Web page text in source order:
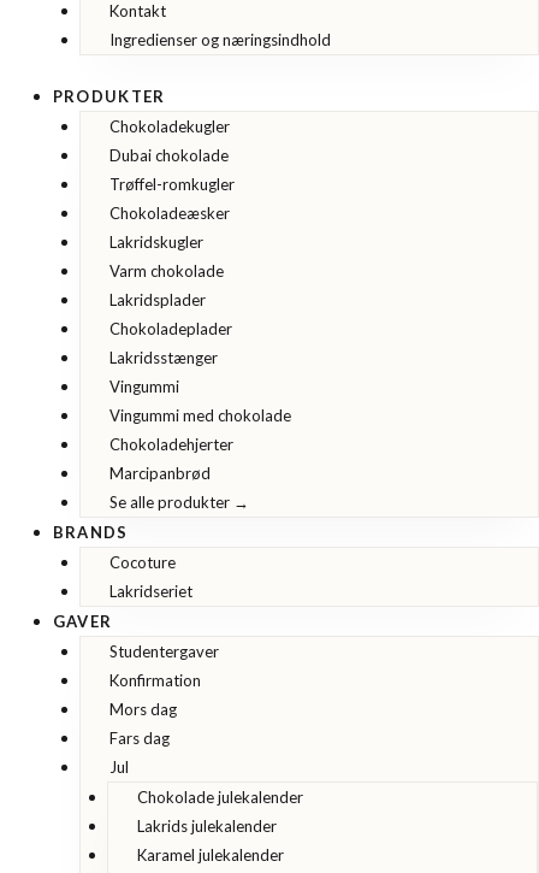
Kontakt
Ingredienser og næringsindhold
PRODUKTER
Chokoladekugler
Dubai chokolade
Trøffel-romkugler
Chokoladeæsker
Lakridskugler
Varm chokolade
Lakridsplader
Chokoladeplader
Lakridsstænger
Vingummi
Vingummi med chokolade
Chokoladehjerter
Marcipanbrød
Se alle produkter →
BRANDS
Cocoture
Lakridseriet
GAVER
Studentergaver
Konfirmation
Mors dag
Fars dag
Jul
Chokolade julekalender
Lakrids julekalender
Karamel julekalender